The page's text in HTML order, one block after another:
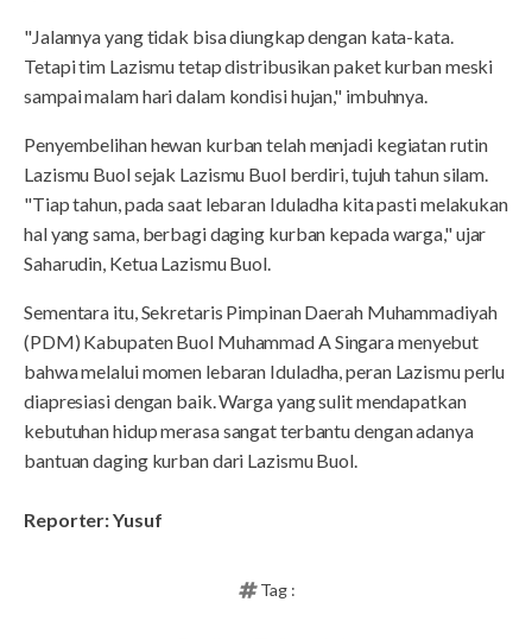
"Jalannya yang tidak bisa diungkap dengan kata-kata.
Tetapi tim Lazismu tetap distribusikan paket kurban meski
sampai malam hari dalam kondisi hujan," imbuhnya.
Penyembelihan hewan kurban telah menjadi kegiatan rutin
Lazismu Buol sejak Lazismu Buol berdiri, tujuh tahun silam.
"Tiap tahun, pada saat lebaran Iduladha kita pasti melakukan
hal yang sama, berbagi daging kurban kepada warga," ujar
Saharudin, Ketua Lazismu Buol.
Sementara itu, Sekretaris Pimpinan Daerah Muhammadiyah
(PDM) Kabupaten Buol Muhammad A Singara menyebut
bahwa melalui momen lebaran Iduladha, peran Lazismu perlu
diapresiasi dengan baik. Warga yang sulit mendapatkan
kebutuhan hidup merasa sangat terbantu dengan adanya
bantuan daging kurban dari Lazismu Buol.
Reporter: Yusuf
Tag :